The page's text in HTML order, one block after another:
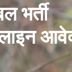
भर्ती